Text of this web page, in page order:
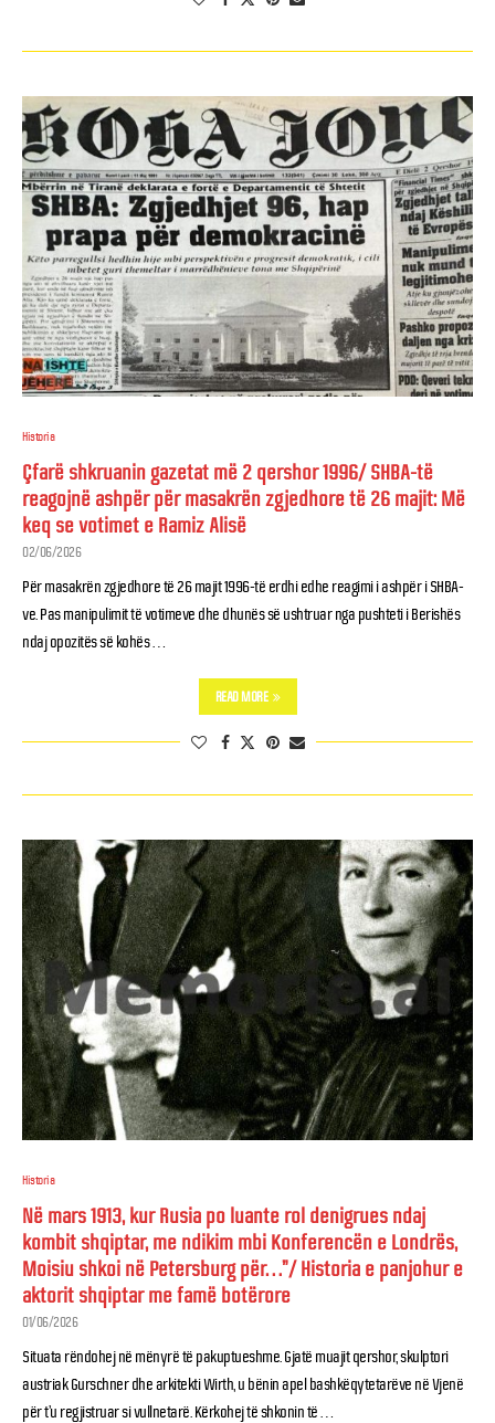
Historia
Çfarë shkruanin gazetat më 2 qershor 1996/ SHBA-të
reagojnë ashpër për masakrën zgjedhore të 26 majit: Më
keq se votimet e Ramiz Alisë
02/06/2026
Për masakrën zgjedhore të 26 majit 1996-të erdhi edhe reagimi i ashpër i SHBA-
ve. Pas manipulimit të votimeve dhe dhunës së ushtruar nga pushteti i Berishës
ndaj opozitës së kohës …
READ MORE
Historia
Në mars 1913, kur Rusia po luante rol denigrues ndaj
kombit shqiptar, me ndikim mbi Konferencën e Londrës,
Moisiu shkoi në Petersburg për…”/ Historia e panjohur e
aktorit shqiptar me famë botërore
01/06/2026
Situata rëndohej në mënyrë të pakuptueshme. Gjatë muajit qershor, skulptori
austriak Gurschner dhe arkitekti Wirth, u bënin apel bashkëqytetarëve në Vjenë
për t’u regjistruar si vullnetarë. Kërkohej të shkonin të …